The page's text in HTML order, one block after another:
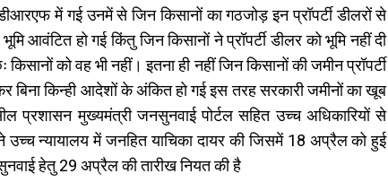
में गई उनमें से जिन किसानों का गठजोड़ इन प्रॉपर्टी डीलरों से
हो गई किंतु जिन किसानों ने प्रॉपर्टी डीलर को भूमि नहीं दी
को वह भी नहीं। इतना ही नहीं जिन किसानों की जमीन प्रॉपर्टी
बिना किन्ही आदेशों के अंकित हो गई इस तरह सरकारी जमीनों का खूब
प्रशासन मुख्यमंत्री जनसुनवाई पोर्टल सहित उच्च अधिकारियों से
ने उच्च न्यायालय में जनहित याचिका दायर की जिसमें 18 अप्रैल को हुई
सुनवाई हेतु 29 अप्रैल की तारीख नियत की है